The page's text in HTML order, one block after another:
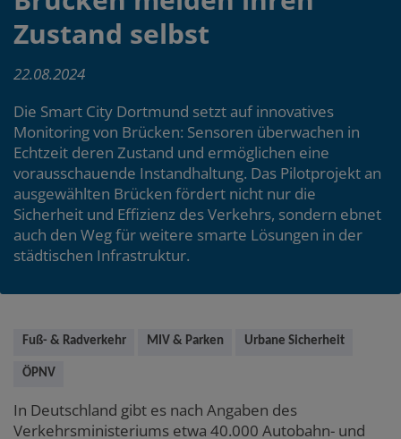
Zustand selbst
22.08.2024
Die Smart City Dortmund setzt auf innovatives
Monitoring von Brücken: Sensoren überwachen in
Echtzeit deren Zustand und ermöglichen eine
vorausschauende Instandhaltung. Das Pilotprojekt an
ausgewählten Brücken fördert nicht nur die
Sicherheit und Effizienz des Verkehrs, sondern ebnet
auch den Weg für weitere smarte Lösungen in der
städtischen Infrastruktur.
Main
content
Fuß- & Radverkehr MIV & Parken Urbane Sicherheit
ÖPNV
In Deutschland gibt es nach Angaben des
Verkehrsministeriums etwa 40.000 Autobahn- und